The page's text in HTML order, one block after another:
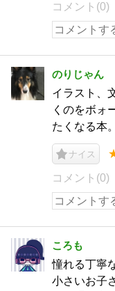
コメント(0)
のりじゃん
イラスト、
くのをボォ
たくなる本。
ナイス
コメント(0)
ころも
憧れる丁寧
小さいお子